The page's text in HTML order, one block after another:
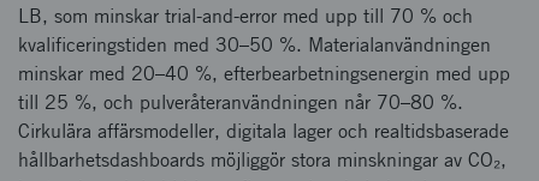
LB, som minskar trial-and-error med upp till 70 % och
kvalificeringstiden med 30–50 %. Materialanvändningen
minskar med 20–40 %, efterbearbetningsenergin med upp
till 25 %, och pulveråteranvändningen når 70–80 %.
Cirkulära affärsmodeller, digitala lager och realtidsbaserade
hållbarhetsdashboards möjliggör stora minskningar av CO₂,